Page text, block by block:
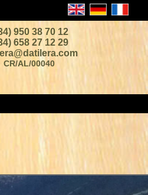
950 38 70 12
658 27 12 29
CR/AL/00040